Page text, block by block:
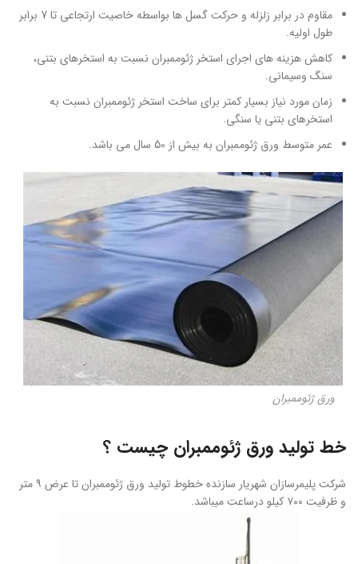
مقاوم در برابر زلزله و حرکت گسل ها بواسطه خاصیت ارتجاعی تا 7 برابر
طول اولیه.
کاهش هزینه های اجرای استخر ژئوممبران نسبت به استخرهای بتنی،
سنگ وسیمانی.
زمان مورد نیاز بسیار کمتر برای ساخت استخر ژئوممبران نسبت به
استخرهای بتنی یا سنگی.
عمر متوسط ورق ژئوممبران به بیش از 50 سال می باشد.
ورق ژئوممبران
خط تولید ورق ژئوممبران چیست ؟
شرکت پلیمرسازان شهریار سازنده خطوط تولید ورق ژئوممبران تا عرض ۹ متر
و ظرفیت ۷۰۰ کیلو درساعت میباشد.